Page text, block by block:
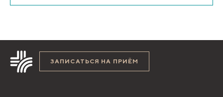
ЗАПИСАТЬСЯ НА ПРИЁМ